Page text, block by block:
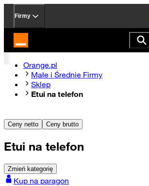
Firmy
Strona główna Orange.pl
Orange.pl
Małe i Średnie Firmy
Sklep
Etui na telefon
Ceny netto Ceny brutto
Etui na telefon
Zmień kategorię
Kup na paragon